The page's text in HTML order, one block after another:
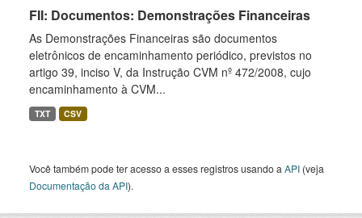
FII: Documentos: Demonstrações Financeiras
As Demonstrações Financeiras são documentos
eletrônicos de encaminhamento periódico, previstos no
artigo 39, inciso V, da Instrução CVM nº 472/2008, cujo
encaminhamento à CVM...
TXT CSV
Você também pode ter acesso a esses registros usando a API (veja
Documentação da API).